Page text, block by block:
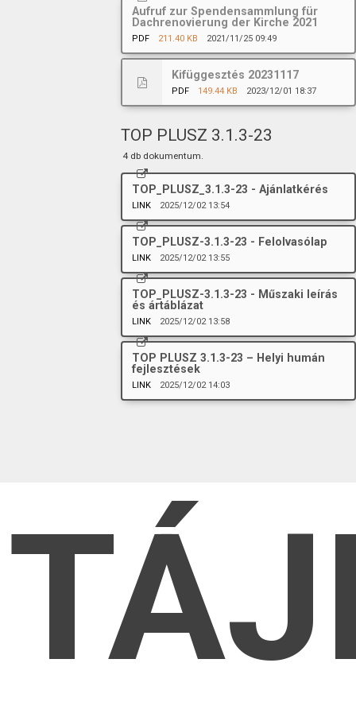
Aufruf zur Spendensammlung für
Dachrenovierung der Kirche 2021
PDF 211.40 KB 2021/11/25 09:49
Kifüggesztés 20231117
PDF 149.44 KB 2023/12/01 18:37
TOP PLUSZ 3.1.3-23
4 db dokumentum.
TOP_PLUSZ_3.1.3-23 - Ajánlatkérés
LINK 2025/12/02 13:54
TOP_PLUSZ-3.1.3-23 - Felolvasólap
LINK 2025/12/02 13:55
TOP_PLUSZ-3.1.3-23 - Műszaki leírás
és ártáblázat
LINK 2025/12/02 13:58
TOP PLUSZ 3.1.3-23 – Helyi humán
fejlesztések
LINK 2025/12/02 14:03